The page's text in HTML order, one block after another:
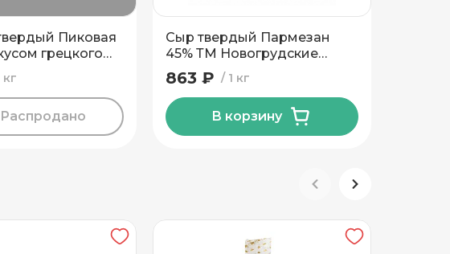
Пиковая
грецкого
Беловежский
кг
Распродано
Сыр твердый Пармезан
45% ТМ Новогрудские
Дары
1 кг
863 ₽
В корзину